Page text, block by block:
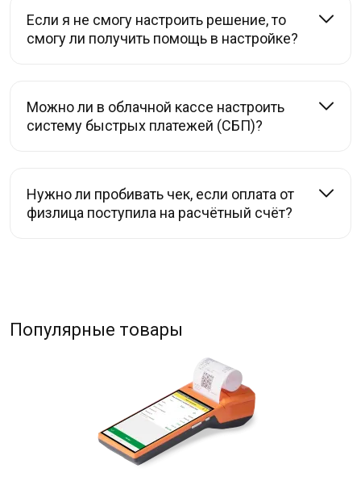
Если я не смогу настроить решение, то
смогу ли получить помощь в настройке?
Можно ли в облачной кассе настроить
систему быстрых платежей (СБП)?
Нужно ли пробивать чек, если оплата от
физлица поступила на расчётный счёт?
Популярные товары